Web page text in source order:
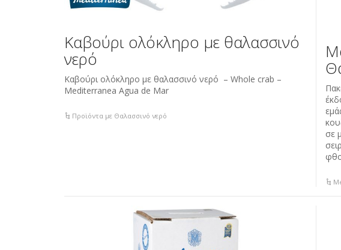
Καβούρι ολόκληρο με θαλασσινό
νερό
Καβούρι ολόκληρο με θαλασσινό νερό – Whole crab –
Mediterranea Agua de Mar
Προϊόντα με Θαλασσινό νερό
σε